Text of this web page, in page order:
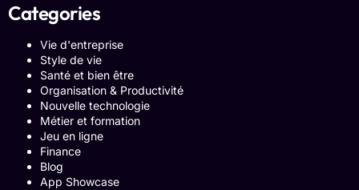
Categories
Vie d'entreprise
Style de vie
Santé et bien être
Organisation & Productivité
Nouvelle technologie
Métier et formation
Jeu en ligne
Finance
Blog
App Showcase